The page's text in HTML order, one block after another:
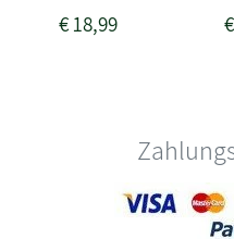
€18,99 €